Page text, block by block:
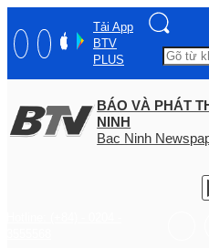
Tải App
BTV
PLUS
BÁO VÀ PHÁT
NINH
Bac Ninh